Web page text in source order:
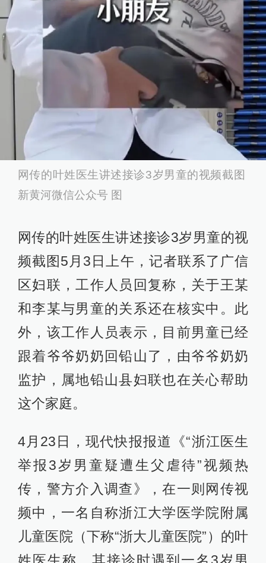
网传的叶姓医生讲述接诊3岁男童的视频截图
新黄河微信公众号 图
网传的叶姓医生讲述接诊3岁男童的视
频截图5月3日上午，记者联系了广信
区妇联，工作人员回复称，关于王某
和李某与男童的关系还在核实中。此
外，该工作人员表示，目前男童已经
跟着爷爷奶奶回铅山了，由爷爷奶奶
监护，属地铅山县妇联也在关心帮助
这个家庭。
4月23日，现代快报报道《“浙江医生
举报3岁男童疑遭生父虐待”视频热
传，警方介入调查》，在一则网传视
频中，一名自称浙江大学医学院附属
儿童医院（下称“浙大儿童医院”）的叶
姓医生称，其接诊时遇到一名3岁男